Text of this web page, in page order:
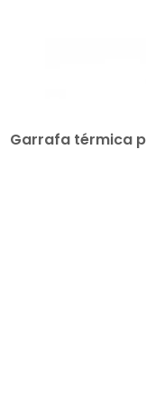
Garrafa térmica